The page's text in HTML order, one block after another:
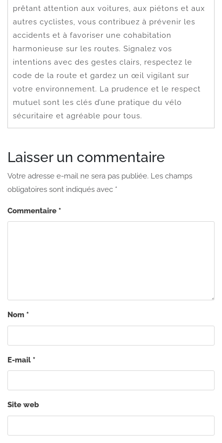
prêtant attention aux voitures, aux piétons et aux
autres cyclistes, vous contribuez à prévenir les
accidents et à favoriser une cohabitation
harmonieuse sur les routes. Signalez vos
intentions avec des gestes clairs, respectez le
code de la route et gardez un œil vigilant sur
votre environnement. La prudence et le respect
mutuel sont les clés d’une pratique du vélo
sécuritaire et agréable pour tous.
Laisser un commentaire
Votre adresse e-mail ne sera pas publiée. Les champs
obligatoires sont indiqués avec *
Commentaire *
Nom *
E-mail *
Site web